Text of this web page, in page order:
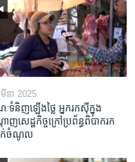
នា 2025
ទំនិញឡើងថ្លៃ អ្នករកស៊ីក្នុង​
ាញ​សេដ្ឋកិច្ចក្រៅ​ប្រព័ន្ធពិបាក​រក​
ក់​ចំណូល